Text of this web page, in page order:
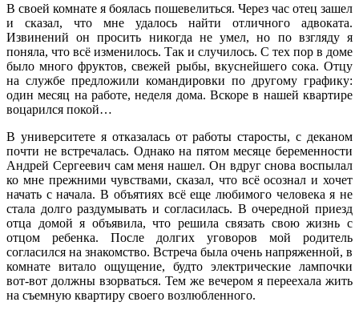
В своей комнате я боялась пошевелиться. Через час отец зашел
и сказал, что мне удалось найти отличного адвоката.
Извинений он просить никогда не умел, но по взгляду я
поняла, что всё изменилось. Так и случилось. С тех пор в доме
было много фруктов, свежей рыбы, вкуснейшего сока. Отцу
на службе предложили командировки по другому графику:
один месяц на работе, неделя дома. Вскоре в нашей квартире
воцарился покой…
В университете я отказалась от работы старосты, с деканом
почти не встречалась. Однако на пятом месяце беременности
Андрей Сергеевич сам меня нашел. Он вдруг снова воспылал
ко мне прежними чувствами, сказал, что всё осознал и хочет
начать с начала. В объятиях всё еще любимого человека я не
стала долго раздумывать и согласилась. В очередной приезд
отца домой я объявила, что решила связать свою жизнь с
отцом ребенка. После долгих уговоров мой родитель
согласился на знакомство. Встреча была очень напряженной, в
комнате витало ощущение, будто электрические лампочки
вот-вот должны взорваться. Тем же вечером я переехала жить
на съемную квартиру своего возлюбленного.